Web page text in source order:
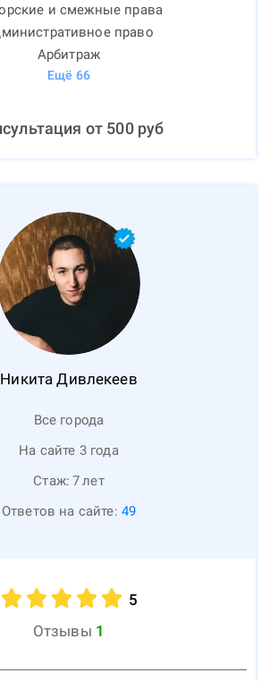
и смежные права
право
Арбитраж
Ещё 66
от 500руб
Никита Дивлекеев
Все города
На сайте 3 года
Стаж: 7лет
Ответов на сайте: 49
5
Отзывы 1